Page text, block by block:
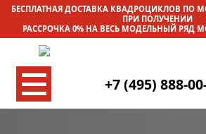
БЕСПЛАТНАЯ ДОСТАВКА КВАДРОЦИКЛОВ ПО
ПРИ ПОЛУЧЕНИИ
РАССРОЧКА 0% НА ВЕСЬ МОДЕЛЬНЫЙ РЯД
+7 (495) 888-